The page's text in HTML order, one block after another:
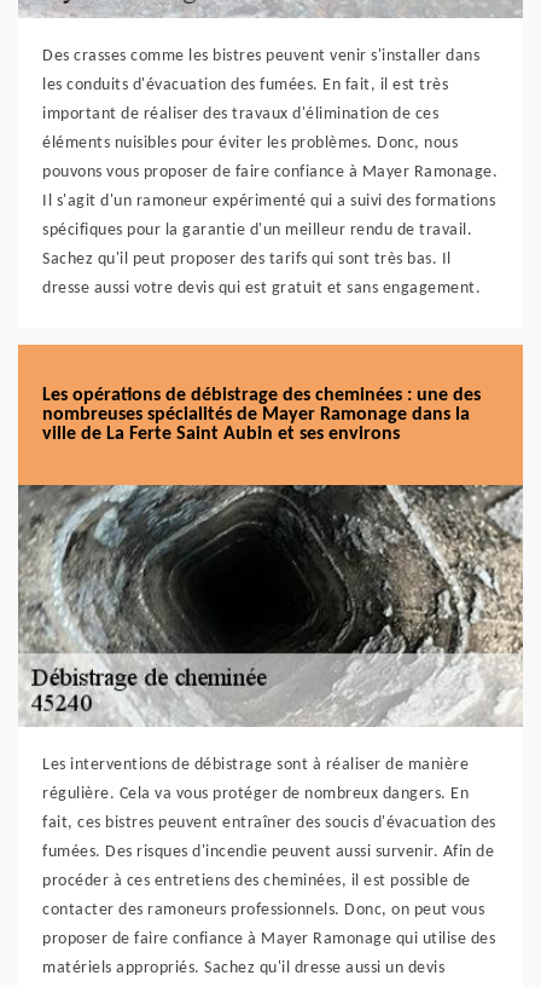
Des crasses comme les bistres peuvent venir s'installer dans
les conduits d'évacuation des fumées. En fait, il est très
important de réaliser des travaux d'élimination de ces
éléments nuisibles pour éviter les problèmes. Donc, nous
pouvons vous proposer de faire confiance à Mayer Ramonage.
Il s'agit d'un ramoneur expérimenté qui a suivi des formations
spécifiques pour la garantie d'un meilleur rendu de travail.
Sachez qu'il peut proposer des tarifs qui sont très bas. Il
dresse aussi votre devis qui est gratuit et sans engagement.
Les opérations de débistrage des cheminées : une des
nombreuses spécialités de Mayer Ramonage dans la
ville de La Ferte Saint Aubin et ses environs
Les interventions de débistrage sont à réaliser de manière
régulière. Cela va vous protéger de nombreux dangers. En
fait, ces bistres peuvent entraîner des soucis d'évacuation des
fumées. Des risques d'incendie peuvent aussi survenir. Afin de
procéder à ces entretiens des cheminées, il est possible de
contacter des ramoneurs professionnels. Donc, on peut vous
proposer de faire confiance à Mayer Ramonage qui utilise des
matériels appropriés. Sachez qu'il dresse aussi un devis